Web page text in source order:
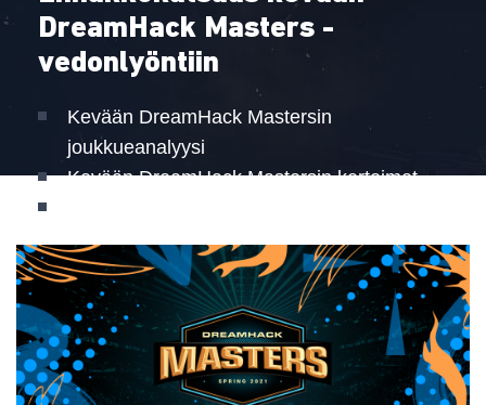
DreamHack Masters -
vedonlyöntiin
Kevään DreamHack Mastersin
joukkueanalyysi
Kevään DreamHack Mastersin kertoimet